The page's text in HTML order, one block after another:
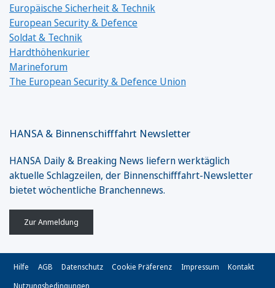
Europäische Sicherheit & Technik
European Security & Defence
Soldat & Technik
Hardthöhenkurier
Marineforum
The European Security & Defence Union
HANSA & Binnenschifffahrt Newsletter
HANSA Daily & Breaking News liefern werktäglich
aktuelle Schlagzeilen, der Binnenschifffahrt-Newsletter
bietet wöchentliche Branchennews.
Zur Anmeldung
Hilfe AGB Datenschutz Cookie Präferenz Impressum
Kontakt